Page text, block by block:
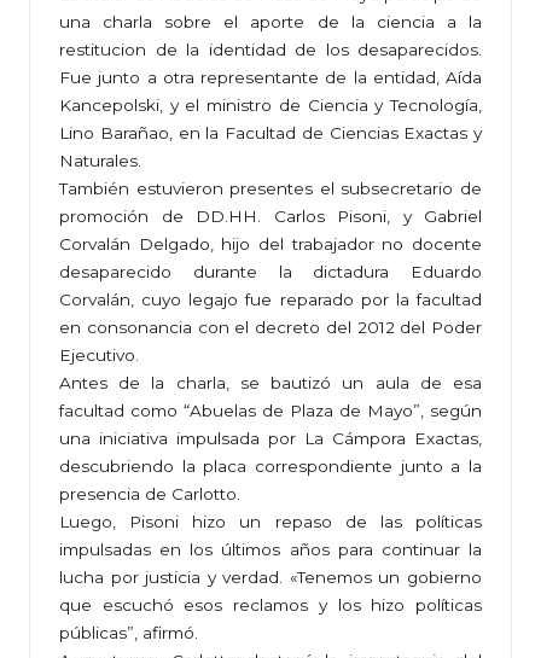
una charla sobre el aporte de la ciencia a la
restitucion de la identidad de los desaparecidos.
Fue junto a otra representante de la entidad, Aída
Kancepolski, y el ministro de Ciencia y Tecnología,
Lino Barañao, en la Facultad de Ciencias Exactas y
Naturales.
También estuvieron presentes el subsecretario de
promoción de DD.HH. Carlos Pisoni, y Gabriel
Corvalán Delgado, hijo del trabajador no docente
desaparecido durante la dictadura Eduardo
Corvalán, cuyo legajo fue reparado por la facultad
en consonancia con el decreto del 2012 del Poder
Ejecutivo.
Antes de la charla, se bautizó un aula de esa
facultad como “Abuelas de Plaza de Mayo”, según
una iniciativa impulsada por La Cámpora Exactas,
descubriendo la placa correspondiente junto a la
presencia de Carlotto.
Luego, Pisoni hizo un repaso de las políticas
impulsadas en los últimos años para continuar la
lucha por justicia y verdad. «Tenemos un gobierno
que escuchó esos reclamos y los hizo políticas
públicas”, afirmó.